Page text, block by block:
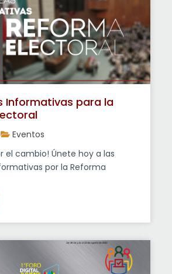
Informativas para la
Eventos
el cambio! Únete hoy a las
por la Reforma